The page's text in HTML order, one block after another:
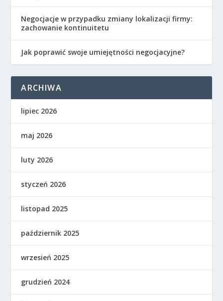
Negocjacje w przypadku zmiany lokalizacji firmy:
zachowanie kontinuitetu
Jak poprawić swoje umiejętności negocjacyjne?
ARCHIWA
lipiec 2026
maj 2026
luty 2026
styczeń 2026
listopad 2025
październik 2025
wrzesień 2025
grudzień 2024